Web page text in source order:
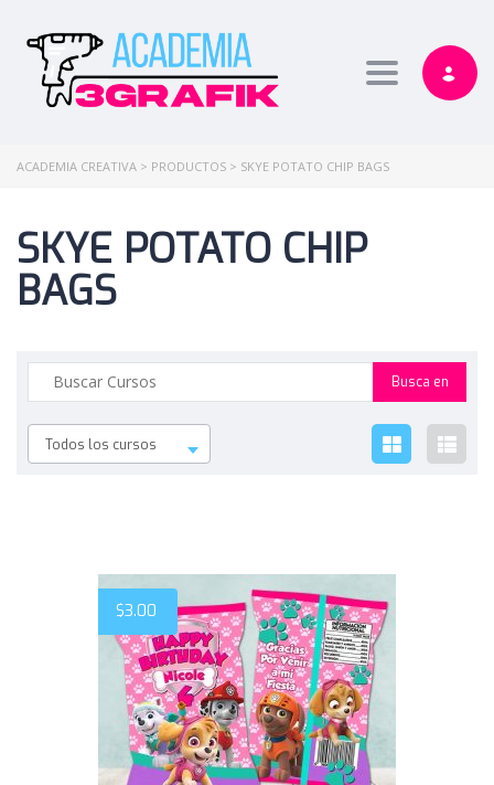
Toggle
ACADEMIA CREATIVA > PRODUCTOS > SKYE POTATO CHIP BAGS
SKYE POTATO CHIP
BAGS
Todos los cursos
$3.00